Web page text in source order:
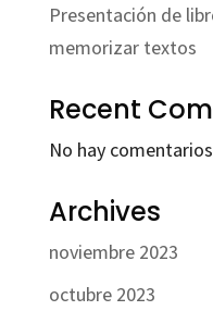
Presentación de
memorizar textos
Recent
No hay
Archives
noviembre 2023
octubre 2023